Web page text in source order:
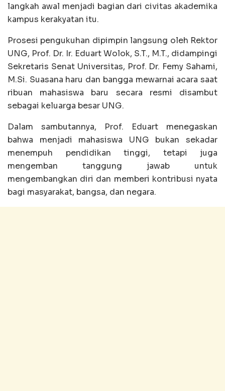
langkah awal menjadi bagian dari civitas akademika
kampus kerakyatan itu.
Prosesi pengukuhan dipimpin langsung oleh Rektor
UNG, Prof. Dr. Ir. Eduart Wolok, S.T., M.T., didampingi
Sekretaris Senat Universitas, Prof. Dr. Femy Sahami,
M.Si. Suasana haru dan bangga mewarnai acara saat
ribuan mahasiswa baru secara resmi disambut
sebagai keluarga besar UNG.
Dalam sambutannya, Prof. Eduart menegaskan
bahwa menjadi mahasiswa UNG bukan sekadar
menempuh pendidikan tinggi, tetapi juga
mengemban tanggung jawab untuk
mengembangkan diri dan memberi kontribusi nyata
bagi masyarakat, bangsa, dan negara.